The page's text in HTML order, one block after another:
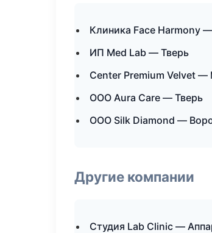
Клиника Face Harmony
ИП Med Lab — Тверь
Center Premium Velvet —
ООО Aura Care — Тверь
ООО Silk Diamond —
Другие компании
Студия Lab Clinic —